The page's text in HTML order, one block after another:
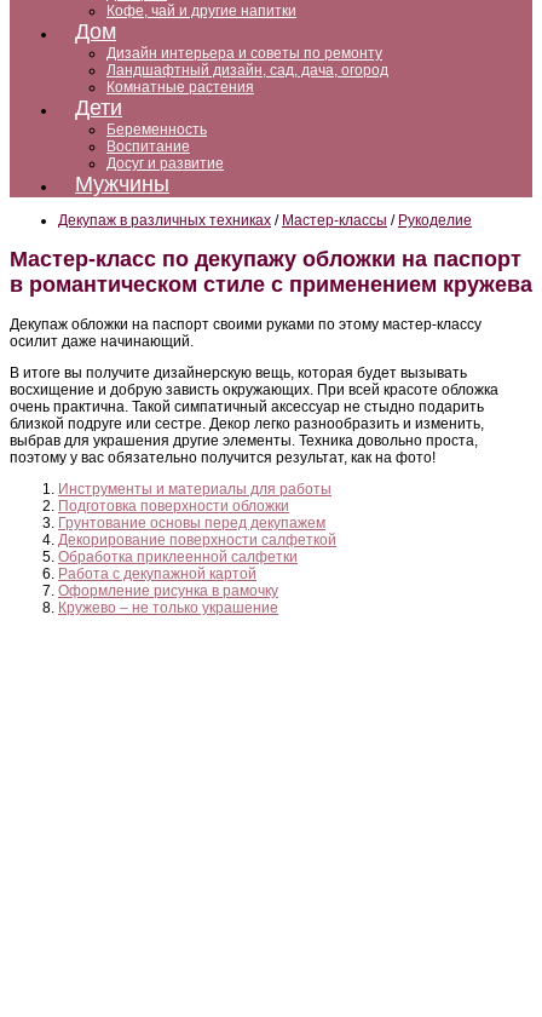
Кофе, чай и другие напитки
Дом
Дизайн интерьера и советы по ремонту
Ландшафтный дизайн, сад, дача, огород
Комнатные растения
Дети
Беременность
Воспитание
Досуг и развитие
Мужчины
Декупаж в различных техниках / Мастер-классы / Рукоделие
Мастер-класс по декупажу обложки на паспорт
в романтическом стиле с применением кружева
Декупаж обложки на паспорт своими руками по этому мастер-классу
осилит даже начинающий.
В итоге вы получите дизайнерскую вещь, которая будет вызывать
восхищение и добрую зависть окружающих. При всей красоте обложка
очень практична. Такой симпатичный аксессуар не стыдно подарить
близкой подруге или сестре. Декор легко разнообразить и изменить,
выбрав для украшения другие элементы. Техника довольно проста,
поэтому у вас обязательно получится результат, как на фото!
Инструменты и материалы для работы
Подготовка поверхности обложки
Грунтование основы перед декупажем
Декорирование поверхности салфеткой
Обработка приклеенной салфетки
Работа с декупажной картой
Оформление рисунка в рамочку
Кружево – не только украшение